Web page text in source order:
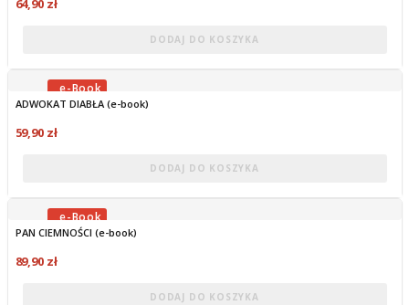
DODAJ DO KOSZYKA
OBECNIE BRAK NA STANIE
ADWOKAT DIABŁA (e-book)
59,90 zł
DODAJ DO KOSZYKA
OBECNIE BRAK NA STANIE
PAN CIEMNOŚCI (e-book)
89,90 zł
DODAJ DO KOSZYKA